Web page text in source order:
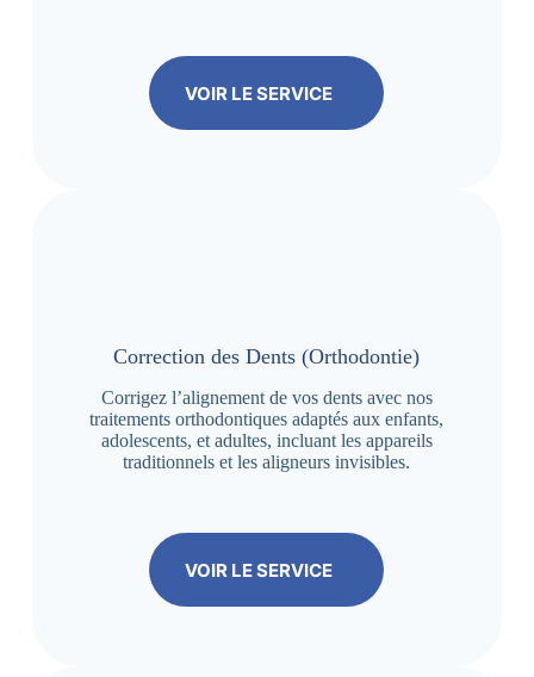
VOIR LE SERVICE
Correction des Dents (Orthodontie)
Corrigez l’alignement de vos dents avec nos
traitements orthodontiques adaptés aux enfants,
adolescents, et adultes, incluant les appareils
traditionnels et les aligneurs invisibles.
VOIR LE SERVICE